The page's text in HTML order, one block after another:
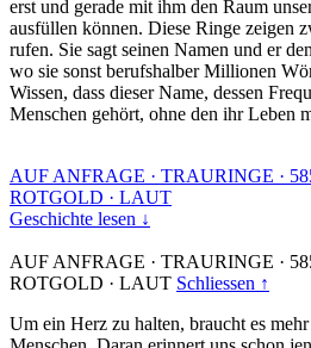
erst und gerade mit ihm den Raum
ausfüllen können. Diese Ringe zeigen
rufen. Sie sagt seinen Namen und er
wo sie sonst berufshalber Millionen
Wissen, dass dieser Name, dessen
Menschen gehört, ohne den ihr Leben
AUF ANFRAGE · TRAURINGE ·
ROTGOLD · LAUT
Geschichte lesen ↓
AUF ANFRAGE · TRAURINGE ·
ROTGOLD · LAUT Schliessen ↑
Um ein Herz zu halten, braucht es